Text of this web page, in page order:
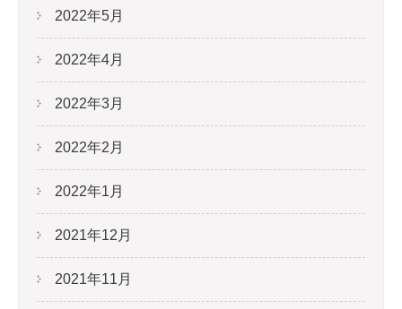
2022年5月
2022年4月
2022年3月
2022年2月
2022年1月
2021年12月
2021年11月